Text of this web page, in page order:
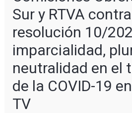
Sur y RTVA
resolución 10/
imparcialidad,
neutralidad en el
de la COVID-19
TV